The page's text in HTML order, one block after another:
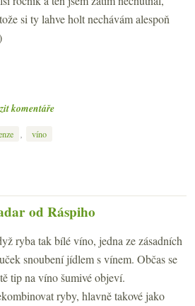
si ty lahve holt nechávám alespoň
komentáře
, víno
od Ráspiho
ryba tak bílé víno, jedna ze zásadních
snoubení jídlem s vínem. Občas se
tip na víno šumivé objeví.
ryby, hlavně takové jako